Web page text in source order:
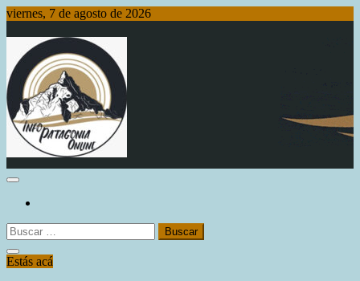
Saltar
contenido
viernes, 7 de agosto de 2026
Info Patagonia Online
Buscar:
Estás acá